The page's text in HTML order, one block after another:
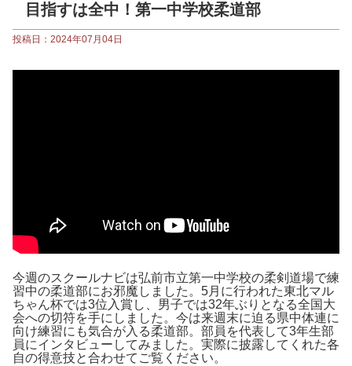
目指すは全中！第一中学校柔道部
投稿日：2024年07月04日
今週のスクールナビは弘前市立第一中学校の柔剣道場で練
習中の柔道部にお邪魔しました。5月に行われた東北マル
ちゃん杯では3位入賞し、男子では32年ぶりとなる全国大
会への切符を手にしました。今は来週末に迫る県中体連に
向け練習にも気合が入る柔道部。部員を代表して3年生部
員にインタビューしてみました。実際に披露してくれた各
自の得意技と合わせてご覧ください。